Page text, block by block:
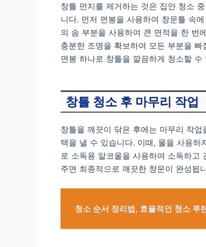
창틀 먼지를 제거하는 것은 집안 청소
니다. 먼저 면봉을 사용하여 창문틀 속
의 솜 부분을 사용하여 큰 면적을 한 번
충분한 조명을 확보하여 모든 부분을
면봉 하나로 창틀을 깔끔하게 청소할 수
창틀 청소 후 마무리 작업
창틀을 깨끗이 닦은 후에는 마무리 작
택을 낼 수 있습니다. 이때, 물을 사용
로 소독용 알코올을 사용하여 소독하고
주면 최종적으로 깨끗한 창문이 완성됩
청소 순서 정리법, 효율적인 청소 루